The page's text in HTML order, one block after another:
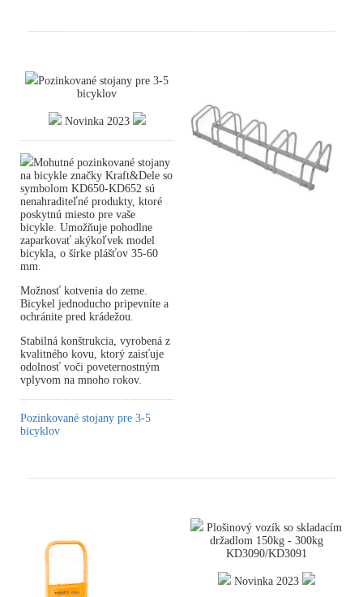
Pozinkované stojany pre 3-5
bicyklov
Novinka 2023
Mohutné pozinkované stojany
na bicykle značky Kraft&Dele so
symbolom KD650-KD652 sú
nenahraditeľné produkty, ktoré
poskytnú miesto pre vaše
bicykle. Umožňuje pohodlne
zaparkovať akýkoľvek model
bicykla, o šírke plášťov 35-60
mm.
Možnosť kotvenia do zeme.
Bicykel jednoducho pripevníte a
ochránite pred krádežou.
Stabilná konštrukcia, vyrobená z
kvalitného kovu, ktorý zaisťuje
odolnosť voči poveternostným
vplyvom na mnoho rokov.
Pozinkované stojany pre 3-5
bicyklov
Plošinový vozík so skladacím
držadlom 150kg - 300kg
KD3090/KD3091
Novinka 2023